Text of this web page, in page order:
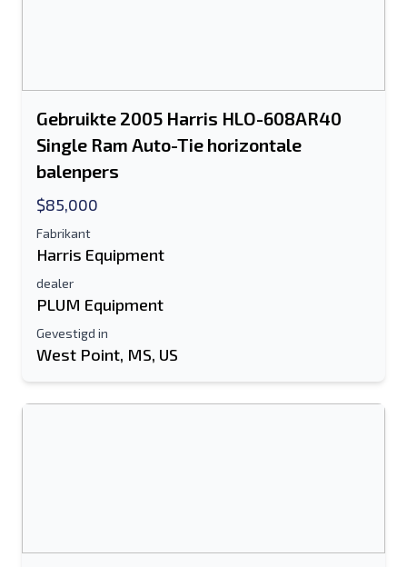
Gebruikte 2005 Harris HLO-608AR40
Single Ram Auto-Tie horizontale
balenpers
$85,000
Fabrikant
Harris Equipment
dealer
PLUM Equipment
Gevestigd in
West Point, MS, US